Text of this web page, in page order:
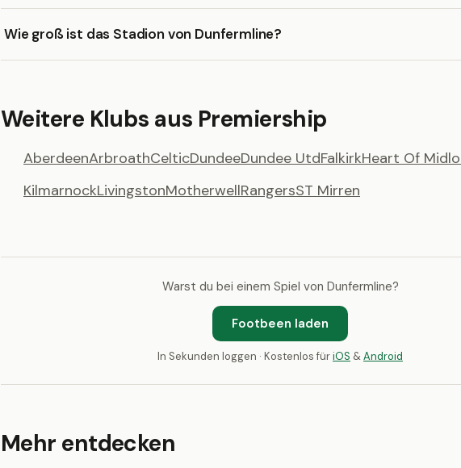
Wie groß ist das Stadion von Dunfermline?
Weitere Klubs aus Premiership
AberdeenArbroathCelticDundeeDundee UtdFalkirkHeart Of
KilmarnockLivingstonMotherwellRangersST Mirren
Warst du bei einem Spiel von Dunfermline?
Footbeen laden
In Sekunden loggen · Kostenlos füriOS &Android
Mehr entdecken